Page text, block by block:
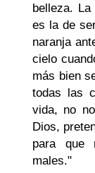
belleza.
es la de
naranja
cielo
más bien
todas las
vida, no
Dios,
para que
males."